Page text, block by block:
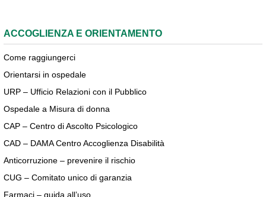
ACCOGLIENZA E ORIENTAMENTO
Come raggiungerci
Orientarsi in ospedale
URP – Ufficio Relazioni con il Pubblico
Ospedale a Misura di donna
CAP – Centro di Ascolto Psicologico
CAD – DAMA Centro Accoglienza Disabilità
Anticorruzione – prevenire il rischio
CUG – Comitato unico di garanzia
Farmaci – guida all’uso